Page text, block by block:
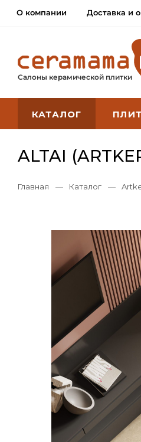
О компании Доставка и
Салоны керамической плитки
КАТАЛОГ
ALTAI
Главная — Каталог —